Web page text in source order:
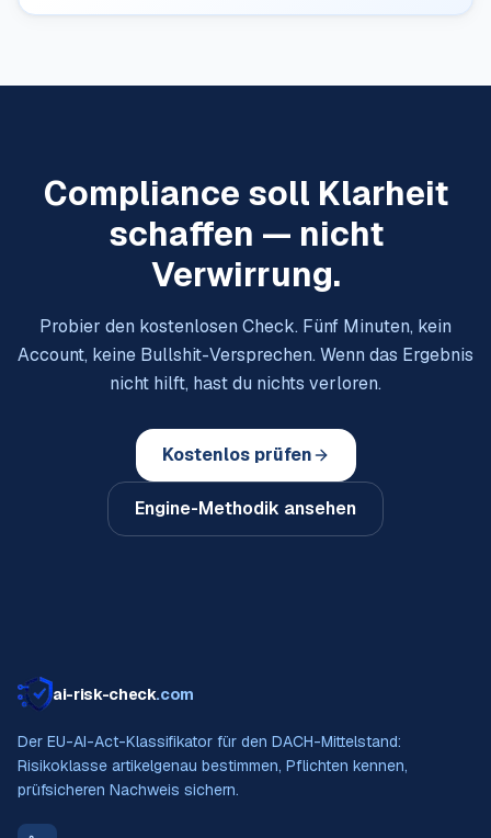
Compliance soll Klarheit
schaffen — nicht
Verwirrung.
Probier den kostenlosen Check. Fünf Minuten, kein
Account, keine Bullshit-Versprechen. Wenn das Ergebnis
nicht hilft, hast du nichts verloren.
Kostenlos prüfen
Engine-Methodik ansehen
ai-risk-check.com
Der EU-AI-Act-Klassifikator für den DACH-Mittelstand:
Risikoklasse artikelgenau bestimmen, Pflichten kennen,
prüfsicheren Nachweis sichern.